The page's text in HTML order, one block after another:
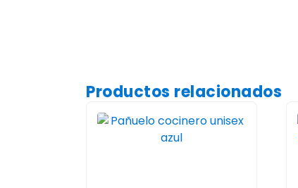
Productos relacionados